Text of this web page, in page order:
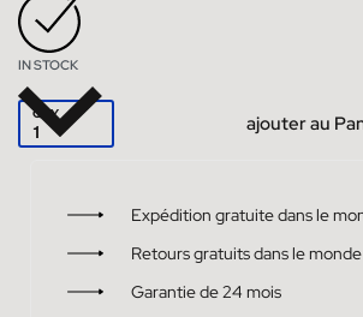
IN STOCK
QTY ajouter au
Expédition gratuite dans le
Retours gratuits dans le
Garantie de 24 mois